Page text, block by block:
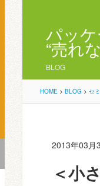
パッ
“売れ
BLOG
HOME > BLOG > セ
2013年03月
＜小